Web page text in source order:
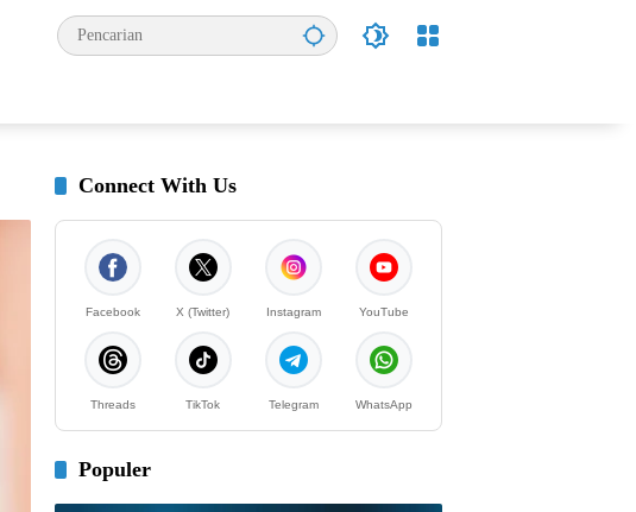
Connect With Us
Facebook X (Twitter) Instagram YouTube
Threads TikTok Telegram WhatsApp
Populer